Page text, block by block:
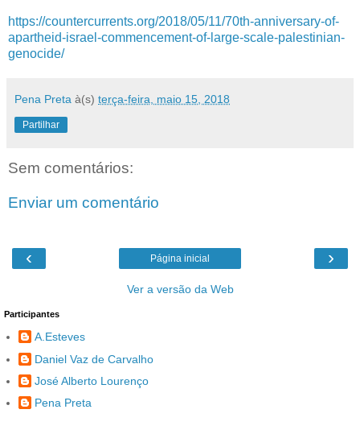
https://countercurrents.org/2018/05/11/70th-anniversary-of-
apartheid-israel-commencement-of-large-scale-palestinian-
genocide/
Pena Preta à(s) terça-feira, maio 15, 2018
Partilhar
Sem comentários:
Enviar um comentário
‹ ›
Página inicial
Ver a versão da Web
Participantes
A.Esteves
Daniel Vaz de Carvalho
José Alberto Lourenço
Pena Preta